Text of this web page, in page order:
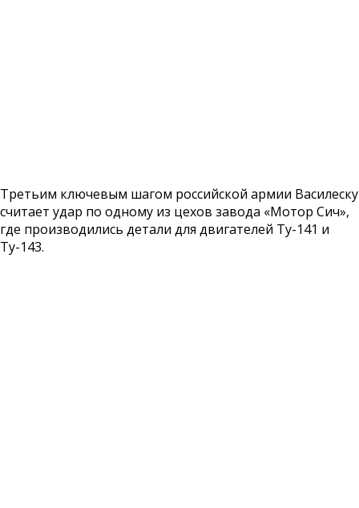
Третьим ключевым шагом российской армии Василеску
считает удар по одному из цехов завода «Мотор Сич»,
где производились детали для двигателей Ту-141 и
Ту-143.